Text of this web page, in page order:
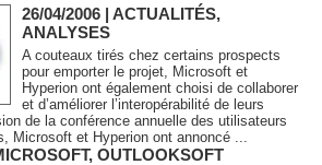
26/04/2006 | ACTUALITÉS,
ANALYSES
A couteaux tirés chez certains prospects
pour emporter le projet, Microsoft et
Hyperion ont également choisi de collaborer
et d’améliorer l’interopérabilité de leurs
de la conférence annuelle des utilisateurs
Microsoft et Hyperion ont annoncé ...
, OUTLOOKSOFT